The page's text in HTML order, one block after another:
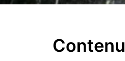
Contenu